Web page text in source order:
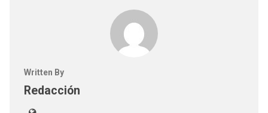
Written By
Redacción